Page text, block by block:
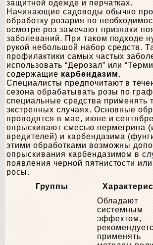
защитной одежде и перчатках.
Начинающие садоводы обычно
обработку розария по
осмотре роз замечают признаки
заболеваний. При таком подходе
рукой небольшой набор средств.
профилактики самых частых
использовать “Дерозал” или
содержащие карбендазим.
Специалисты предпочитают в
сезона обрабатывать розы по
специальные средства применять
экстренных случаях. Основные
проводятся в мае, июне и
опрыскивают смесью перметрина
вредителей) и карбендазима
этими обработками возможны
опрыскивания карбендазимом в
появления черной пятнистости
росы.
Группы
Обладают
системным
эффектом,
применять